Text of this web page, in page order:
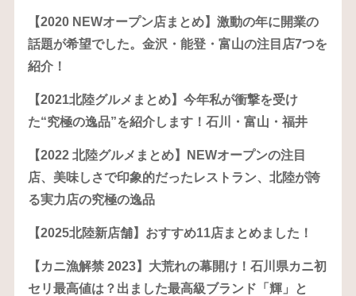
【2020 NEWオープン店まとめ】激動の年に開業の
話題が希望でした。金沢・能登・富山の注目店7つを
紹介！
【2021北陸グルメまとめ】今年私が衝撃を受け
た“究極の逸品”を紹介します！石川・富山・福井
【2022 北陸グルメまとめ】NEWオープンの注目
店、美味しさで印象的だったレストラン、北陸が誇
る実力店の究極の逸品
【2025北陸新店舗】おすすめ11店まとめました！
【カニ漁解禁 2023】大荒れの幕開け！石川県カニ初
セリ最高値は？出ました最高級ブランド「輝」と